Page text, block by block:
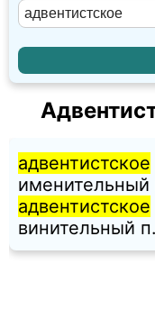
адвентистское
именительный
адвентистское
винительный